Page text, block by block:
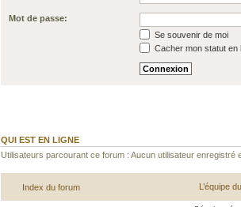
Mot de passe:
Se souvenir de moi
Cacher mon statut en
QUI EST EN LIGNE
Utilisateurs parcourant ce forum : Aucun utilisateur enregistré
Index du forum L’équipe